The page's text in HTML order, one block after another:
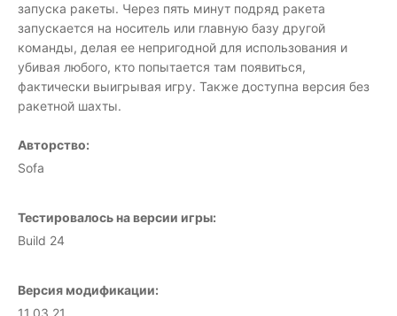
запуска ракеты. Через пять минут подряд ракета
запускается на носитель или главную базу другой
команды, делая ее непригодной для использования и
убивая любого, кто попытается там появиться,
фактически выигрывая игру. Также доступна версия без
ракетной шахты.
Авторство:
Sofa
Тестировалось на версии игры:
Build 24
Версия модификации:
11.03.21